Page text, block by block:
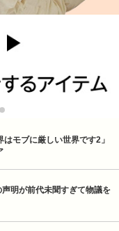
モブに厳しい世界です2」
明が前代未聞すぎて物議を